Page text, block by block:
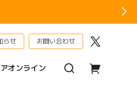
らせ お問い合わせ
オンライン